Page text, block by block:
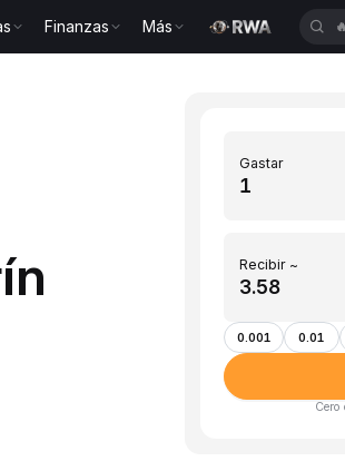
Finanzas Más 🔥
Gastar
Recibir ~
0.001 0.01